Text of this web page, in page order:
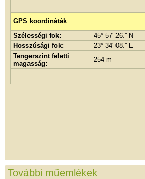
GPS koordináták
Szélességi fok:
45° 57' 26.'' N
Hosszúsági fok:
23° 34' 08.'' E
Tengerszint feletti
magasság:
254 m
További műemlékek